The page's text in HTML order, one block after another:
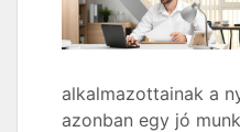
alkalmazottainak a
azonban egy jó